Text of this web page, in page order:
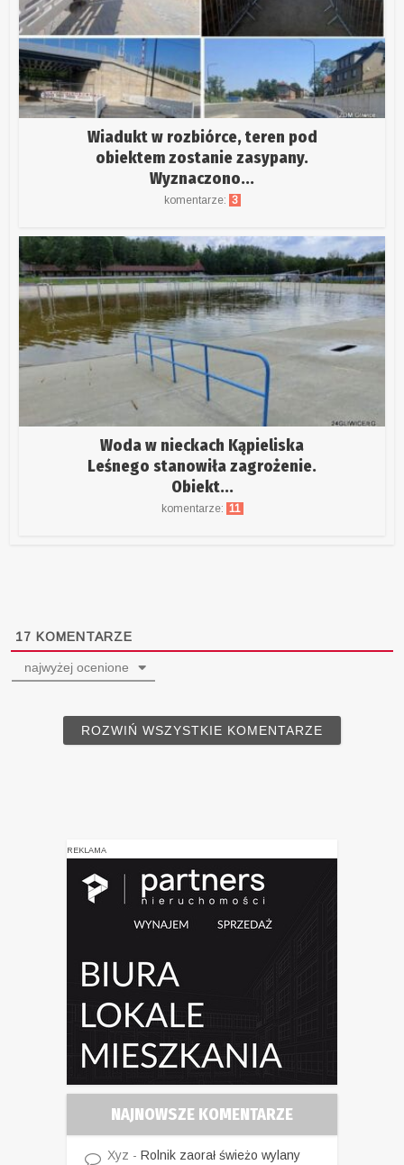
Wiadukt w rozbiórce, teren pod
obiektem zostanie zasypany.
Wyznaczono...
komentarze: 3
Woda w nieckach Kąpieliska
Leśnego stanowiła zagrożenie.
Obiekt...
komentarze: 11
17 KOMENTARZE
najwyżej ocenione
ROZWIŃ WSZYSTKIE KOMENTARZE
REKLAMA
NAJNOWSZE KOMENTARZE
Xyz - Rolnik zaorał świeżo wylany